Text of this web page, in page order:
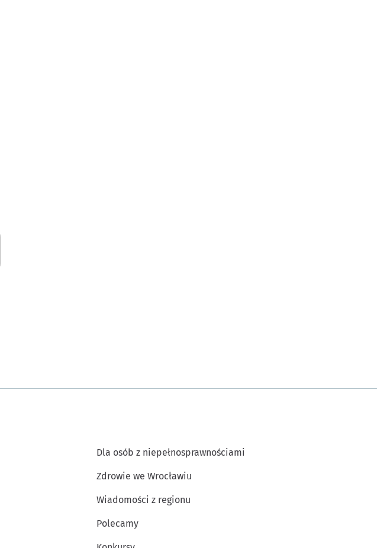
Dla osób z niepełnosprawnościami
Zdrowie we Wrocławiu
Wiadomości z regionu
Polecamy